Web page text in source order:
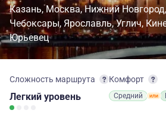
Казань Москва Нижний Новгород
Чебоксары Ярославль Углич
Юрьевец
Сложность маршрута
Легкий уровень
Комфорт
Средний